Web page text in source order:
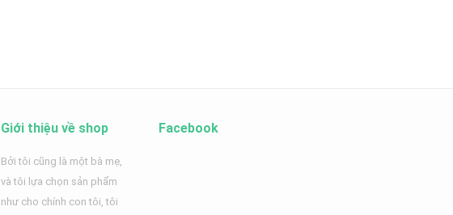
Giới thiệu về shop
Bởi tôi cũng là một bà mẹ,
và tôi lựa chọn sản phẩm
như cho chính con tôi, tôi
Facebook